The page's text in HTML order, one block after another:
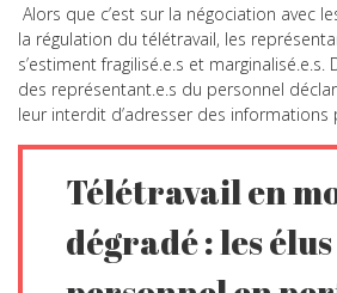
Alors que c’est sur la négociation avec
la régulation du télétravail, les
s’estiment fragilisé.e.s et
des représentant.e.s du personnel
leur interdit d’adresser des informations
Télétravail en
dégradé : les